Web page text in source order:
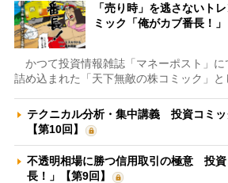
「売り時」を逃さないト
ミック「俺がカブ番長！」
かつて投資情報雑誌「マネーポスト」に
詰め込まれた「天下無敵の株コミック」と
テクニカル分析・集中講義 投資コミッ
【第10回】
不透明相場に勝つ信用取引の極意 投
長！」【第9回】